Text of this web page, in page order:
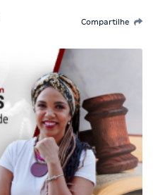
Compartilhe